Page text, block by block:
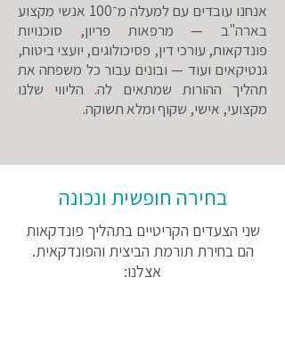
אנחנו עובדים עם למעלה מ־100 אנשי מקצוע
בארה"ב — מרפאות פריון, סוכנויות
פונדקאות, עורכי דין, פסיכולוגים, יועצי ביטוח,
גנטיקאים ועוד — ובונים עבור כל משפחה את
תהליך ההורות שמתאים לה. הליווי שלנו
מקצועי, אישי, שקוף ומלא תשוקה.
בחירה חופשית ונכונה
שני הצעדים הקריטיים בתהליך פונדקאות
הם בחירת תורמת הביצית והפונדקאית.
אצלנו: